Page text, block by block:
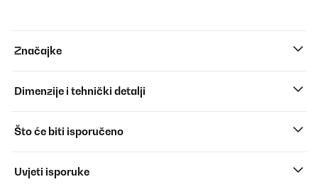
Značajke
Dimenzije i tehnički detalji
Što će biti isporučeno
Uvjeti isporuke